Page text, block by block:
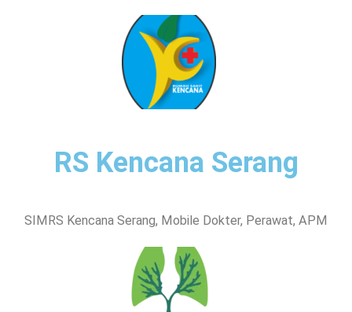
RS Kencana Serang
SIMRS Kencana Serang, Mobile Dokter, Perawat, APM